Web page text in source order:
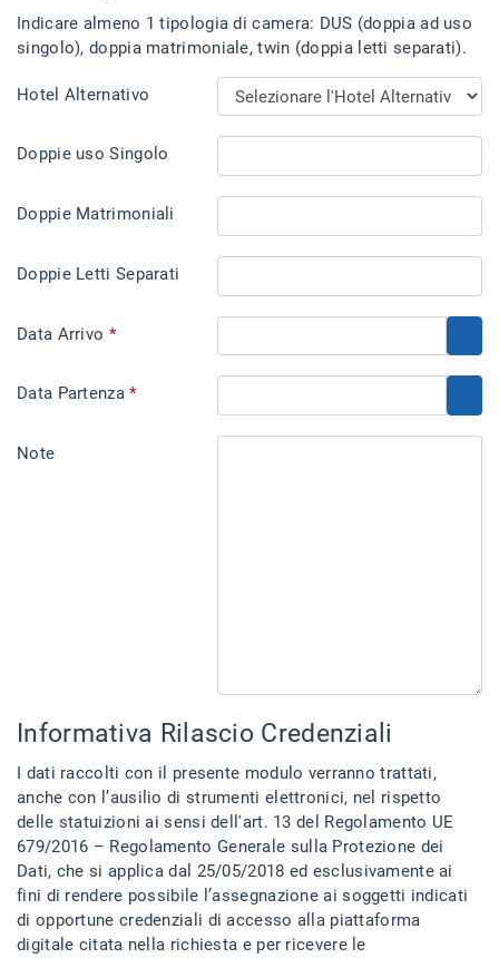
Indicare almeno 1 tipologia di camera: DUS (doppia ad uso
singolo), doppia matrimoniale, twin (doppia letti separati).
Hotel Alternativo
Doppie uso Singolo
Doppie Matrimoniali
Doppie Letti Separati
Data Arrivo *
Data Partenza*
Note
Informativa Rilascio Credenziali
I dati raccolti con il presente modulo verranno trattati,
anche con l’ausilio di strumenti elettronici, nel rispetto
delle statuizioni ai sensi dell'art. 13 del Regolamento UE
679/2016 – Regolamento Generale sulla Protezione dei
Dati, che si applica dal 25/05/2018 ed esclusivamente ai
fini di rendere possibile l’assegnazione ai soggetti indicati
di opportune credenziali di accesso alla piattaforma
digitale citata nella richiesta e per ricevere le